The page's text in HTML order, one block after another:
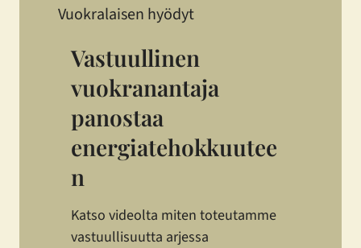
Vuokralaisen hyödyt
Vastuullinen
vuokranantaja
panostaa
energiatehokkuutee
n
Katso videolta miten toteutamme
vastuullisuutta arjessa